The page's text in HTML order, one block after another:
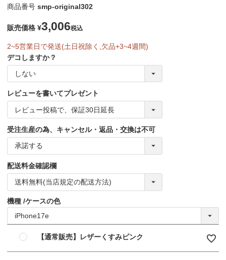
商品番号 smp-original302
販売価格 ¥3,006税込
2~5営業日で発送(土日祝除く,欠品+3~4週間)
デコしますか？
レビューを書いてプレゼント
受注生産の為、キャンセル・返品・交換は不可
配送料金確認欄
機種 ケースの色
【通常販売】レザーくすみピンク